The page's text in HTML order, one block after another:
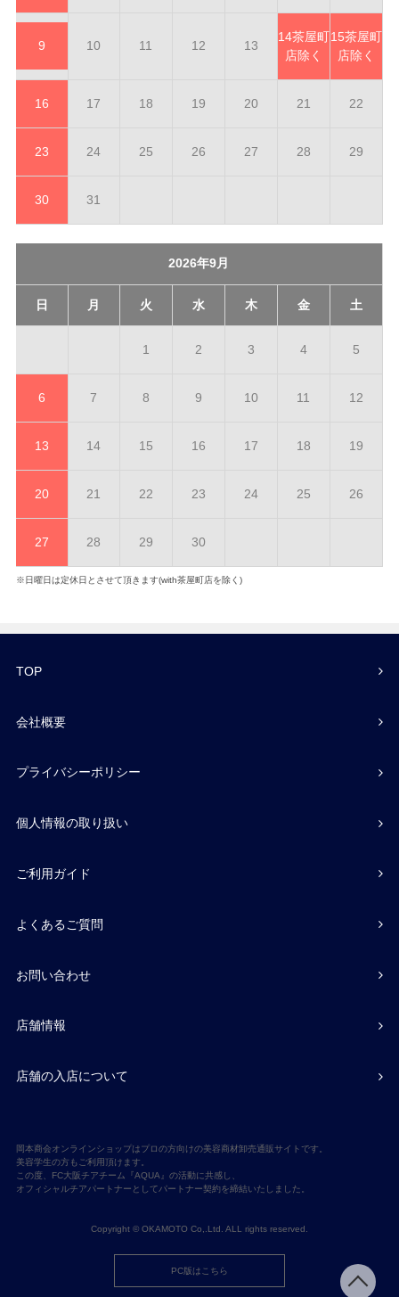
9 10 11 12 13
14茶屋町
店除く
15茶屋町
店除く
16 17 18 19 20 21 22
23 24 25 26 27 28 29
30 31
2026年9月
日 月 火 水 木 金 土
1 2 3 4 5
6 7 8 9 10 11 12
13 14 15 16 17 18 19
20 21 22 23 24 25 26
27 28 29 30
※日曜日は定休日とさせて頂きます(with茶屋町店を除く)
TOP
会社概要
プライバシーポリシー
個人情報の取り扱い
ご利用ガイド
よくあるご質問
お問い合わせ
店舗情報
店舗の入店について
岡本商会オンラインショップはプロの方向けの美容商材卸売通販サイトです。
美容学生の方もご利用頂けます。
この度、FC大阪チアチーム『AQUA』の活動に共感し、
オフィシャルチアパートナーとしてパートナー契約を締結いたしました。
Copyright © OKAMOTO Co,.Ltd. ALL rights reserved.
PC版はこちら